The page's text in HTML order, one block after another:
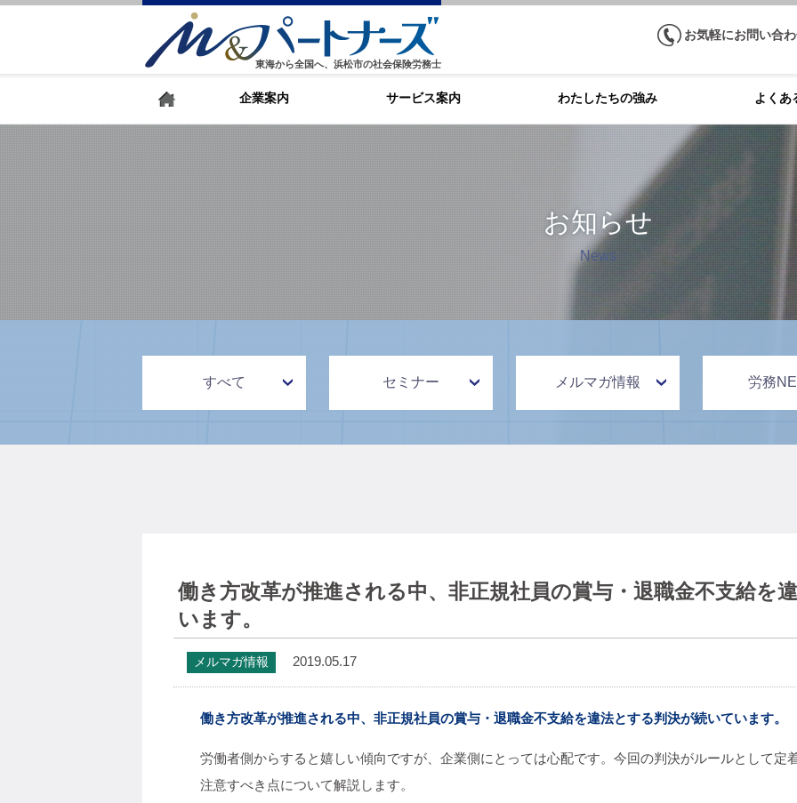
東海から全国へ、浜松市の社会保険労務士
お気軽にお問い合
企業案内 サービス案内 わたしたちの強み よくあ
お知らせ
News
すべて セミナー メルマガ情報 労務
働き方改革が推進される中、非正規社員の賞与・退職金不支給を
います。
メルマガ情報 2019.05.17
働き方改革が推進される中、非正規社員の賞与・退職金不支給を違法とする判決が続いています。
労働者側からすると嬉しい傾向ですが、企業側にとっては心配です。今回の判決がルールとして定
注意すべき点について解説します。